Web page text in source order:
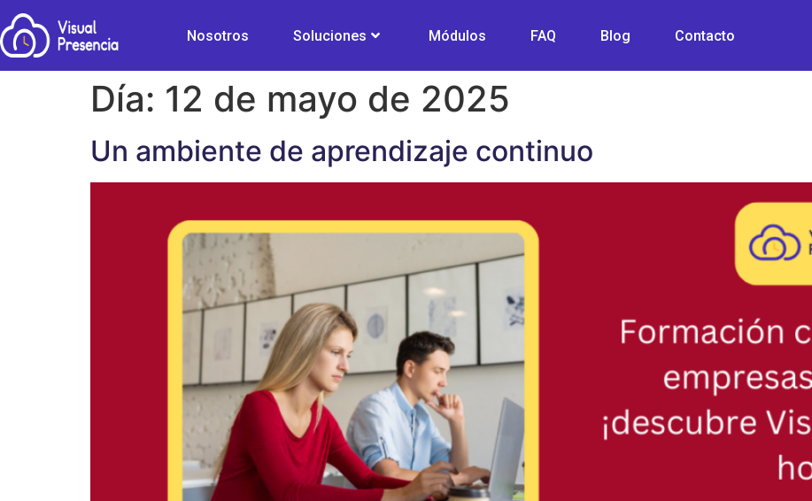
Nosotros Soluciones Módulos FAQ Blog Contacto
Día: 12 de mayo de 2025
Un ambiente de aprendizaje continuo